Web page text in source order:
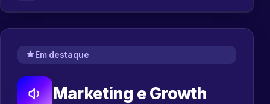
Em destaque
Marketing e Growth